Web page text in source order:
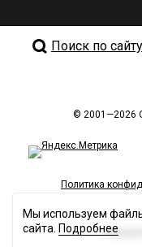
Поиск по сайту
© 2001—2026
Политика
Мы используем
сайта. Подробнее